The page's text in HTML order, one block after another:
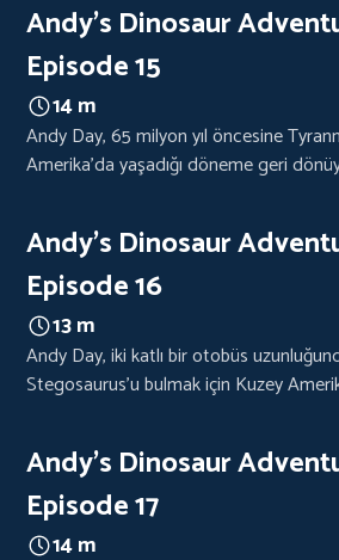
Andy's Dinosaur
Episode 15
14 m
Andy Day, 65 milyon yıl öncesine
Amerika'da yaşadığı döneme geri
Andy's Dinosaur
Episode 16
13 m
Andy Day, iki katlı bir otobüs
Stegosaurus'u bulmak için Kuzey
Andy's Dinosaur
Episode 17
14 m